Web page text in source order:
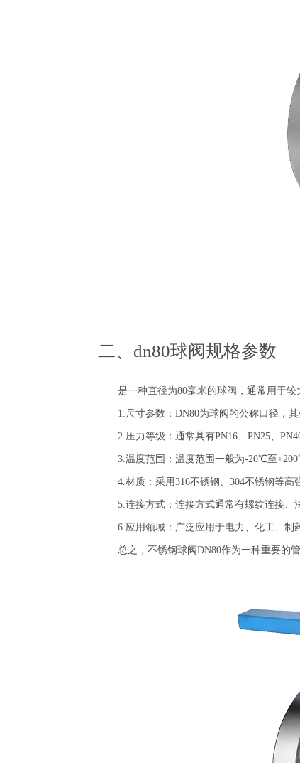
二、dn80球阀规格参数
是一种直径为80毫米的球阀，通常用于较
1.尺寸参数：DN80为球阀的公称口径，其
2.压力等级：通常具有PN16、PN25、
3.温度范围：温度范围一般为-20℃至
4.材质：采用316不锈钢、304不锈钢等高
5.连接方式：连接方式通常有螺纹连接、
6.应用领域：广泛应用于电力、化工、制药
总之，不锈钢球阀DN80作为一种重要的管